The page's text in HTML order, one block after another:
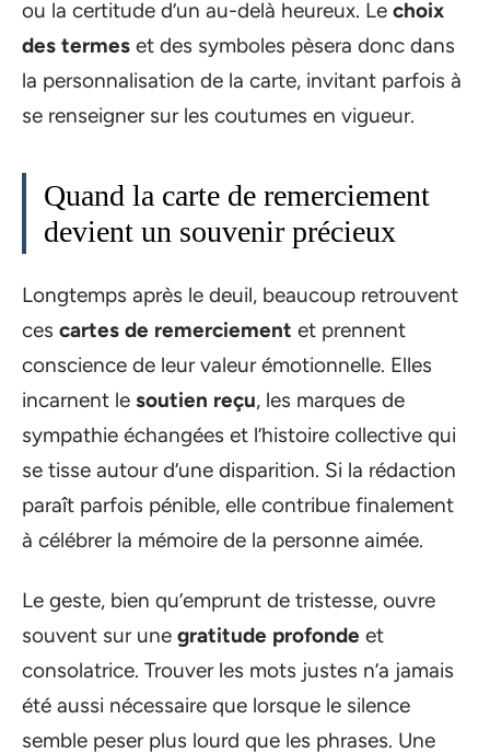
ou la certitude d’un au-delà heureux. Le choix
des termes et des symboles pèsera donc dans
la personnalisation de la carte, invitant parfois à
se renseigner sur les coutumes en vigueur.
Quand la carte de remerciement
devient un souvenir précieux
Longtemps après le deuil, beaucoup retrouvent
ces cartes de remerciement et prennent
conscience de leur valeur émotionnelle. Elles
incarnent le soutien reçu, les marques de
sympathie échangées et l’histoire collective qui
se tisse autour d’une disparition. Si la rédaction
paraît parfois pénible, elle contribue finalement
à célébrer la mémoire de la personne aimée.
Le geste, bien qu’emprunt de tristesse, ouvre
souvent sur une gratitude profonde et
consolatrice. Trouver les mots justes n’a jamais
été aussi nécessaire que lorsque le silence
semble peser plus lourd que les phrases. Une